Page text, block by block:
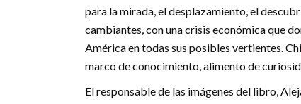
para la mirada, el desplazamiento, el
cambiantes, con una crisis económica que
América en todas sus posibles vertientes.
marco de conocimiento, alimento de
El responsable de las imágenes del libro,